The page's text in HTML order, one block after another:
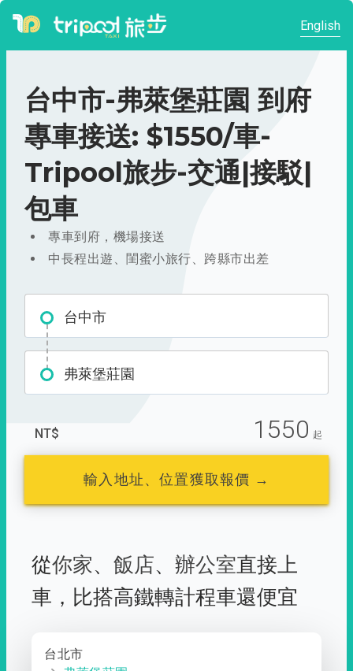
English
台中市-弗萊堡莊園 到府
專車接送: $1550/車-
Tripool旅步-交通|接駁|
包車
專車到府，機場接送
中長程出遊、閨蜜小旅行、跨縣市出差
台中市
弗萊堡莊園
NT$ 1550 起
輸入地址、位置獲取報價 →
從你家、 飯店、 辦公室直接上
車， 比搭高鐵轉計程車還便宜
台北市